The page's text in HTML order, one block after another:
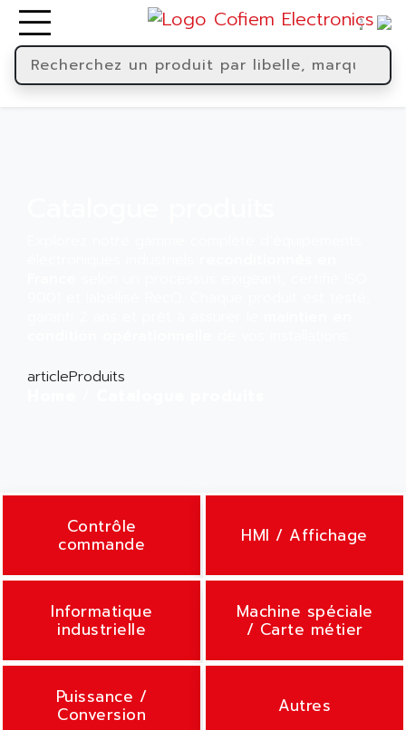
articleProduits
Contrôle
commande HMI / Affichage
Informatique
industrielle
Machine spéciale
/ Carte métier
Puissance /
Conversion Autres